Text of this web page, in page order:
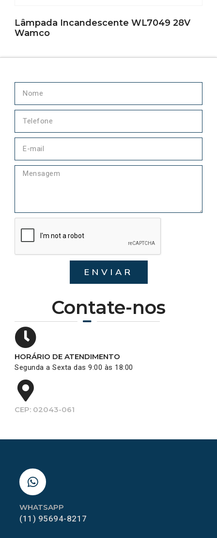
Lâmpada Incandescente WL7049 28V
Wamco
Contate-nos
HORÁRIO DE ATENDIMENTO
Segunda a Sexta das 9:00 às 18:00
CEP: 02043-061
ENVIAR
WHATSAPP
(11) 95694-8217